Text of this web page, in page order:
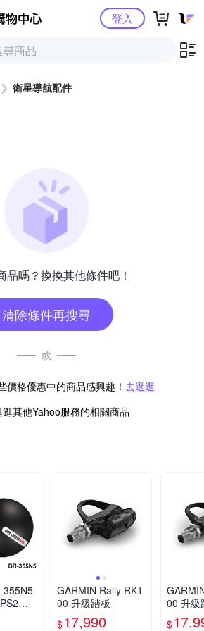
Yahoo購物中心登入
衛星導航配件
品嗎？換換其他條件吧！
清除條件再搜尋
或
價格優惠中的商品感興趣！ 去逛逛
其他Yahoo服務的相關商品
355N5
連
GARMIN Rally RK1
00 升級踏板
$17,990
00 升級
$